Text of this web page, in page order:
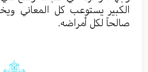
الكبير يستوعب كل المعاني
صالحاً لكل أمراضه.